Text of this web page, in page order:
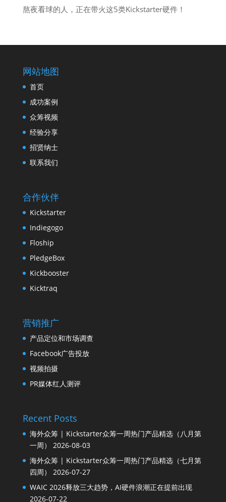
熬夜看球的人，正在带火这5类Kickstarter硬件！
网站地图
首页
成功案例
众筹视频
经验分享
招贤纳士
联系我们
合作伙伴
Kickstarter
Indiegogo
Floship
PledgeBox
Kickbooster
Kicktraq
营销推广
产品定位和市场调查
Facebook广告投放
视频拍摄
PR媒体红人测评
Recent Posts
海外众筹 | Kickstarter众筹一周热门产品精选（八月第
一周）
2026-08-03
海外众筹 | Kickstarter众筹一周热门产品精选（七月第
四周）
2026-07-27
WAIC 2026释放三大趋势，AI硬件浪潮正在提前出现
2026-07-22